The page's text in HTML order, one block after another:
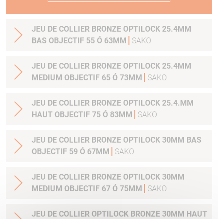
JEU DE COLLIER BRONZE OPTILOCK 25.4MM
BAS OBJECTIF 55 Ó 63MM
SAKO
JEU DE COLLIER BRONZE OPTILOCK 25.4MM
MEDIUM OBJECTIF 65 Ó 73MM
SAKO
JEU DE COLLIER BRONZE OPTILOCK 25.4.MM
HAUT OBJECTIF 75 Ó 83MM
SAKO
JEU DE COLLIER BRONZE OPTILOCK 30MM BAS
OBJECTIF 59 Ó 67MM
SAKO
JEU DE COLLIER BRONZE OPTILOCK 30MM
MEDIUM OBJECTIF 67 Ó 75MM
SAKO
JEU DE COLLIER OPTILOCK BRONZE 30MM HAUT